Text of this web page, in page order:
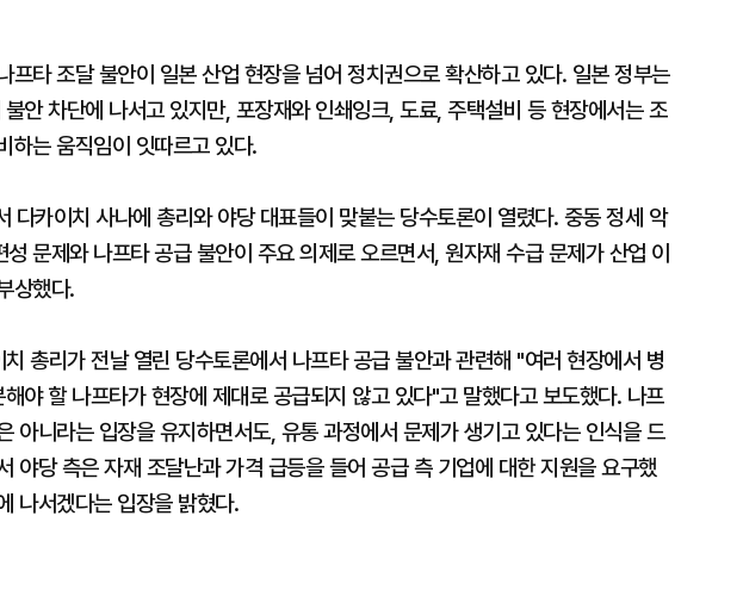
프타 조달 불안이 일본 산업 현장을 넘어 정치권으로 확산하고 있다. 일본 정부는
안 차단에 나서고 있지만, 포장재와 인쇄잉크, 도료, 주택설비 등 현장에서는 조
하는 움직임이 잇따르고 있다.
다카이치 사나에 총리와 야당 대표들이 맞붙는 당수토론이 열렸다. 중동 정세 악
문제와 나프타 공급 불안이 주요 의제로 오르면서, 원자재 수급 문제가 산업 이
상했다.
총리가 전날 열린 당수토론에서 나프타 공급 불안과 관련해 "여러 현장에서 병
야 할 나프타가 현장에 제대로 공급되지 않고 있다"고 말했다고 보도했다. 나프
아니라는 입장을 유지하면서도, 유통 과정에서 문제가 생기고 있다는 인식을 드
야당 측은 자재 조달난과 가격 급등을 들어 공급 측 기업에 대한 지원을 요구했
나서겠다는 입장을 밝혔다.